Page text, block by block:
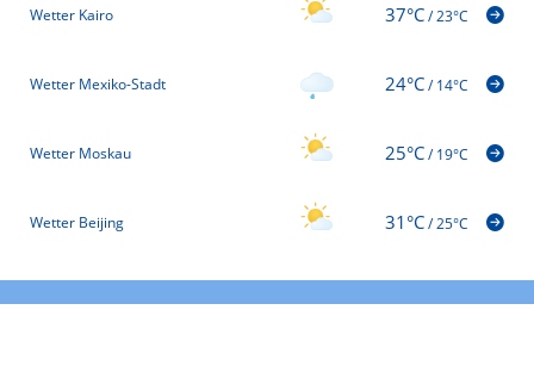
Wetter Kairo 37°C/23°C
Wetter Mexiko-Stadt 24°C/14°C
Wetter Moskau 25°C/19°C
Wetter Beijing 31°C/25°C